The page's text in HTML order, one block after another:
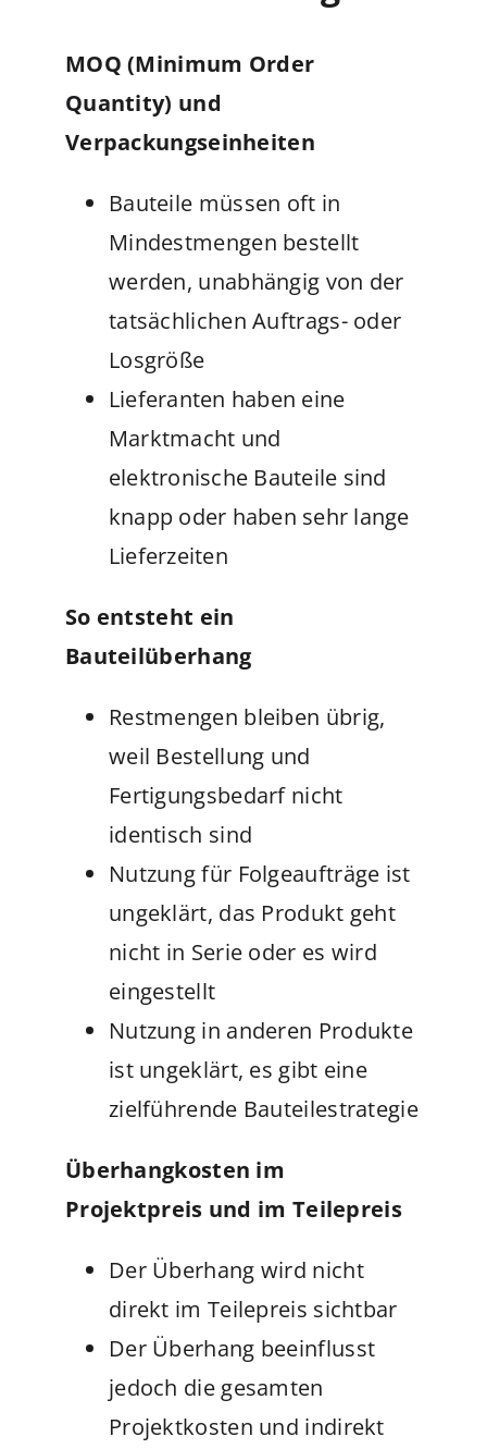
MOQ (Minimum Order
Quantity) und
Verpackungseinheiten
Bauteile müssen oft in
Mindestmengen bestellt
werden, unabhängig von der
tatsächlichen Auftrags- oder
Losgröße
Lieferanten haben eine
Marktmacht und
elektronische Bauteile sind
knapp oder haben sehr lange
Lieferzeiten
So entsteht ein
Bauteilüberhang
Restmengen bleiben übrig,
weil Bestellung und
Fertigungsbedarf nicht
identisch sind
Nutzung für Folgeaufträge ist
ungeklärt, das Produkt geht
nicht in Serie oder es wird
eingestellt
Nutzung in anderen Produkte
ist ungeklärt, es gibt eine
zielführende Bauteilestrategie
Überhangkosten im
Projektpreis und im Teilepreis
Der Überhang wird nicht
direkt im Teilepreis sichtbar
Der Überhang beeinflusst
jedoch die gesamten
Projektkosten und indirekt